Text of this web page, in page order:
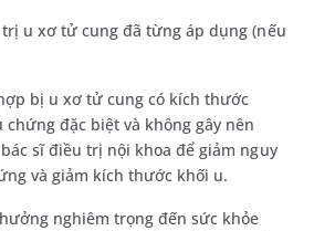
u xơ tử cung đã từng áp dụng (nếu
bị u xơ tử cung có kích thước
đặc biệt và không gây nên
sĩ điều trị nội khoa để giảm nguy
và giảm kích thước khối u.
nghiêm trọng đến sức khỏe